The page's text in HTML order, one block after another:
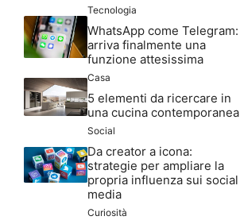
Tecnologia
WhatsApp come Telegram:
arriva finalmente una
funzione attesissima
Casa
5 elementi da ricercare in
una cucina contemporanea
Social
Da creator a icona:
strategie per ampliare la
propria influenza sui social
media
Curiosità